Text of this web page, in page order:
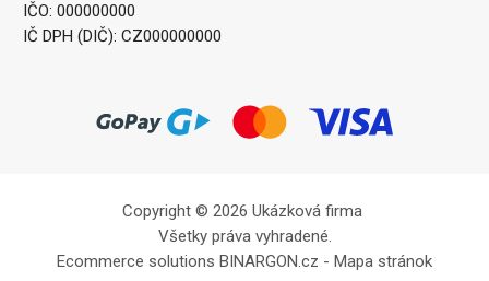
IČO: 000000000
IČ DPH (DIČ): CZ000000000
Copyright © 2026 Ukázková firma
Všetky práva vyhradené.
Ecommerce solutions BINARGON.cz - Mapa stránok